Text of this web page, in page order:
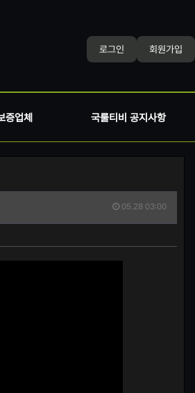
로그인 회원가입
증업체 국룰티비 공지사항
05.28 03:00